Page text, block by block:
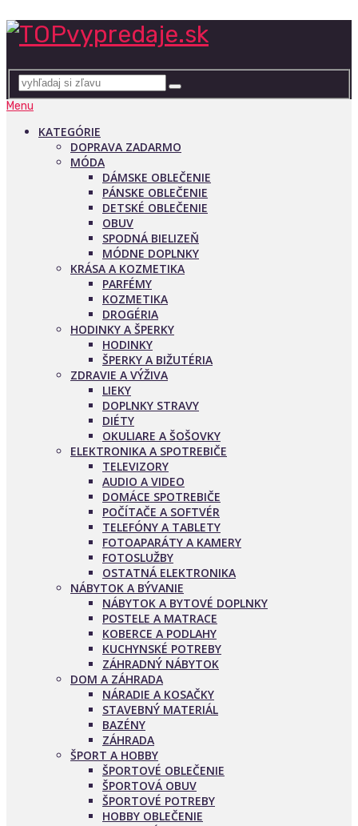
Menu
KATEGÓRIE
DOPRAVA ZADARMO
MÓDA
DÁMSKE OBLEČENIE
PÁNSKE OBLEČENIE
DETSKÉ OBLEČENIE
OBUV
SPODNÁ BIELIZEŇ
MÓDNE DOPLNKY
KRÁSA A KOZMETIKA
PARFÉMY
KOZMETIKA
DROGÉRIA
HODINKY A ŠPERKY
HODINKY
ŠPERKY A BIŽUTÉRIA
ZDRAVIE A VÝŽIVA
LIEKY
DOPLNKY STRAVY
DIÉTY
OKULIARE A ŠOŠOVKY
ELEKTRONIKA A SPOTREBIČE
TELEVIZORY
AUDIO A VIDEO
DOMÁCE SPOTREBIČE
POČÍTAČE A SOFTVÉR
TELEFÓNY A TABLETY
FOTOAPARÁTY A KAMERY
FOTOSLUŽBY
OSTATNÁ ELEKTRONIKA
NÁBYTOK A BÝVANIE
NÁBYTOK A BYTOVÉ DOPLNKY
POSTELE A MATRACE
KOBERCE A PODLAHY
KUCHYNSKÉ POTREBY
ZÁHRADNÝ NÁBYTOK
DOM A ZÁHRADA
NÁRADIE A KOSAČKY
STAVEBNÝ MATERIÁL
BAZÉNY
ZÁHRADA
ŠPORT A HOBBY
ŠPORTOVÉ OBLEČENIE
ŠPORTOVÁ OBUV
ŠPORTOVÉ POTREBY
HOBBY OBLEČENIE